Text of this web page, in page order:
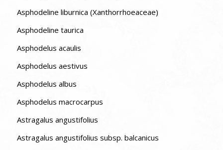
Asphodeline liburnica (Xanthorrhoeaceae)
Asphodeline taurica
Asphodelus acaulis
Asphodelus aestivus
Asphodelus albus
Asphodelus macrocarpus
Astragalus angustifolius
Astragalus angustifolius subsp. balcanicus